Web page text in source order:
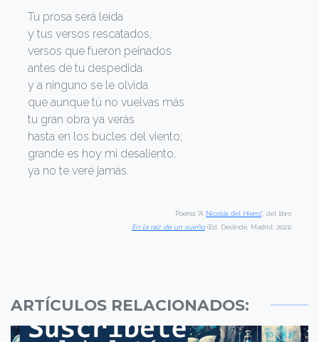
Tu prosa será leída
y tus versos rescatados,
versos que fueron peinados
antes de tu despedida
y a ninguno se le olvida
que aunque tú no vuelvas más
tu gran obra ya verás
hasta en los bucles del viento;
grande es hoy mi desaliento,
ya no te veré jamás.
Poema “A Nicolás del Hierro”, del libro
En la raíz de un sueño (Ed. Deslinde, Madrid, 2021)
ARTÍCULOS RELACIONADOS: